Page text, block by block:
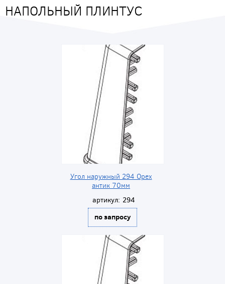
НАПОЛЬНЫЙ ПЛИНТУС
Угол наружный 294 Орех
антик 70мм
артикул: 294
по запросу